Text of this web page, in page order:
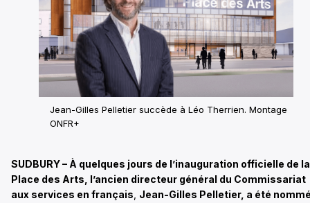
Jean-Gilles Pelletier succède à Léo Therrien. Montage
ONFR+
SUDBURY – À quelques jours de l’inauguration officielle de la
Place des Arts, l’ancien directeur général du Commissariat
aux services en français Jean-Gilles Pelletier, a été